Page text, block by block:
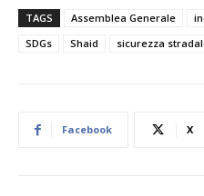
TAGS Assemblea Generale
SDGs
Shaid sicurezza
Facebook X